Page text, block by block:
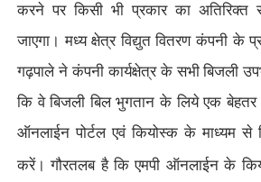
करने पर किसी भी प्रकार का अतिरिक्त
जाएगा। मध्य क्षेत्र विद्युत वितरण कंपनी के
गढ़पाले ने कंपनी कार्यक्षेत्र के सभी बिजली
कि वे बिजली बिल भुगतान के लिये एक बेहतर
ऑनलाईन पोर्टल एवं कियोस्क के माध्यम से
करें। गौरतलब है कि एमपी ऑनलाईन के